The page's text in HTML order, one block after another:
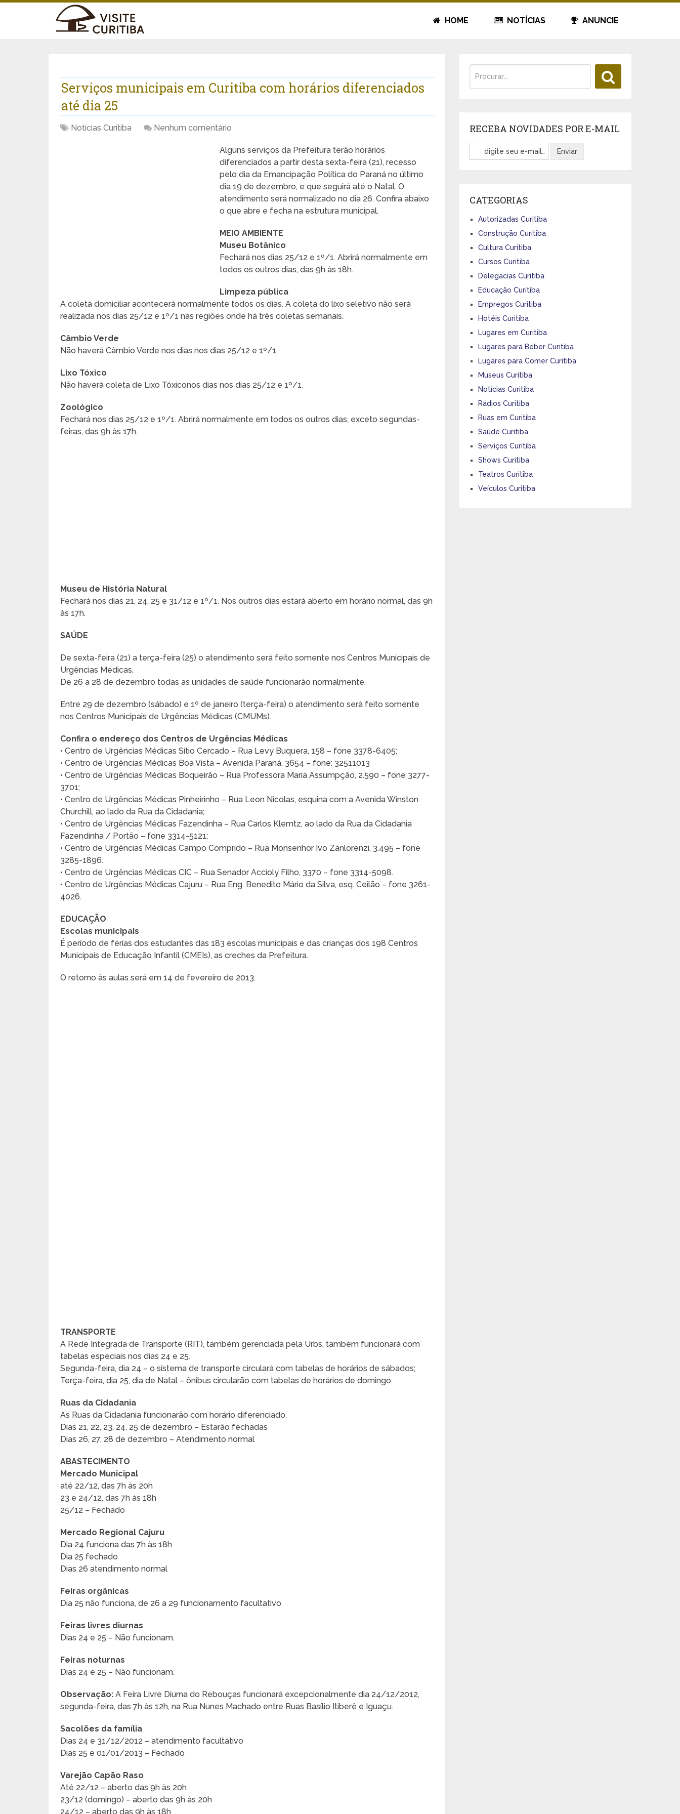
HOME NOTÍCIAS ANUNCIE
Serviços municipais em Curitiba com horários diferenciados
até dia 25
Notícias Curitiba Nenhum comentário
Alguns serviços da Prefeitura terão horários
diferenciados a partir desta sexta-feira (21), recesso
pelo dia da Emancipação Política do Paraná no último
dia 19 de dezembro, e que seguirá até o Natal. O
atendimento será normalizado no dia 26. Confira abaixo
o que abre e fecha na estrutura municipal.
MEIO AMBIENTE
Museu Botânico
Fechará nos dias 25/12 e 1º/1. Abrirá normalmente em
todos os outros dias, das 9h às 18h.
Limpeza pública
A coleta domiciliar acontecerá normalmente todos os dias. A coleta do lixo seletivo não será
realizada nos dias 25/12 e 1º/1 nas regiões onde há três coletas semanais.
Câmbio Verde
Não haverá Câmbio Verde nos dias nos dias 25/12 e 1º/1.
Lixo Tóxico
Não haverá coleta de Lixo Tóxiconos dias nos dias 25/12 e 1º/1.
Zoológico
Fechará nos dias 25/12 e 1º/1. Abrirá normalmente em todos os outros dias, exceto segundas-
feiras, das 9h às 17h.
Museu de História Natural
Fechará nos dias 21, 24, 25 e 31/12 e 1º/1. Nos outros dias estará aberto em horário normal, das 9h
às 17h.
SAÚDE
De sexta-feira (21) a terça-feira (25) o atendimento será feito somente nos Centros Municipais de
Urgências Médicas.
De 26 a 28 de dezembro todas as unidades de saúde funcionarão normalmente.
Entre 29 de dezembro (sábado) e 1º de janeiro (terça-feira) o atendimento será feito somente
nos Centros Municipais de Urgências Médicas (CMUMs).
Confira o endereço dos Centros de Urgências Médicas
• Centro de Urgências Médicas Sítio Cercado – Rua Levy Buquera, 158 – fone 3378-6405;
• Centro de Urgências Médicas Boa Vista – Avenida Paraná, 3654 – fone: 32511013
• Centro de Urgências Médicas Boqueirão – Rua Professora Maria Assumpção, 2.590 – fone 3277-
3701;
• Centro de Urgências Médicas Pinheirinho – Rua Leon Nicolas, esquina com a Avenida Winston
Churchill, ao lado da Rua da Cidadania;
• Centro de Urgências Médicas Fazendinha – Rua Carlos Klemtz, ao lado da Rua da Cidadania
Fazendinha / Portão – fone 3314-5121;
• Centro de Urgências Médicas Campo Comprido – Rua Monsenhor Ivo Zanlorenzi, 3.495 – fone
3285-1896.
• Centro de Urgências Médicas CIC – Rua Senador Accioly Filho, 3370 – fone 3314-5098.
• Centro de Urgências Médicas Cajuru – Rua Eng. Benedito Mário da Silva, esq. Ceilão – fone 3261-
4026.
EDUCAÇÃO
Escolas municipais
É período de férias dos estudantes das 183 escolas municipais e das crianças dos 198 Centros
Municipais de Educação Infantil (CMEIs), as creches da Prefeitura.
O retorno às aulas será em 14 de fevereiro de 2013.
TRANSPORTE
A Rede Integrada de Transporte (RIT), também gerenciada pela Urbs, também funcionará com
tabelas especiais nos dias 24 e 25.
Segunda-feira, dia 24 – o sistema de transporte circulará com tabelas de horários de sábados;
Terça-feira, dia 25, dia de Natal – ônibus circularão com tabelas de horários de domingo.
Ruas da Cidadania
As Ruas da Cidadania funcionarão com horário diferenciado.
Dias 21, 22, 23, 24, 25 de dezembro – Estarão fechadas
Dias 26, 27, 28 de dezembro – Atendimento normal
ABASTECIMENTO
Mercado Municipal
até 22/12, das 7h às 20h
23 e 24/12, das 7h às 18h
25/12 – Fechado
Mercado Regional Cajuru
Dia 24 funciona das 7h às 18h
Dia 25 fechado
Dias 26 atendimento normal
Feiras orgânicas
Dia 25 não funciona, de 26 a 29 funcionamento facultativo
Feiras livres diurnas
Dias 24 e 25 – Não funcionam.
Feiras noturnas
Dias 24 e 25 – Não funcionam.
Observação:A Feira Livre Diurna do Rebouças funcionará excepcionalmente dia 24/12/2012,
segunda-feira, das 7h às 12h, na Rua Nunes Machado entre Ruas Basílio Itiberê e Iguaçu.
Sacolões da família
Dias 24 e 31/12/2012 – atendimento facultativo
Dias 25 e 01/01/2013 – Fechado
Varejão Capão Raso
Até 22/12 – aberto das 9h às 20h
23/12 (domingo) – aberto das 9h às 20h
24/12 – aberto das 9h às 18h
RECEBA NOVIDADES POR E-MAIL
CATEGORIAS
Autorizadas Curitiba
Construção Curitiba
Cultura Curitiba
Cursos Curitiba
Delegacias Curitiba
Educação Curitiba
Empregos Curitiba
Hotéis Curitiba
Lugares em Curitiba
Lugares para Beber Curitiba
Lugares para Comer Curitiba
Museus Curitiba
Notícias Curitiba
Rádios Curitiba
Ruas em Curitiba
Saúde Curitiba
Serviços Curitiba
Shows Curitiba
Teatros Curitiba
Veículos Curitiba